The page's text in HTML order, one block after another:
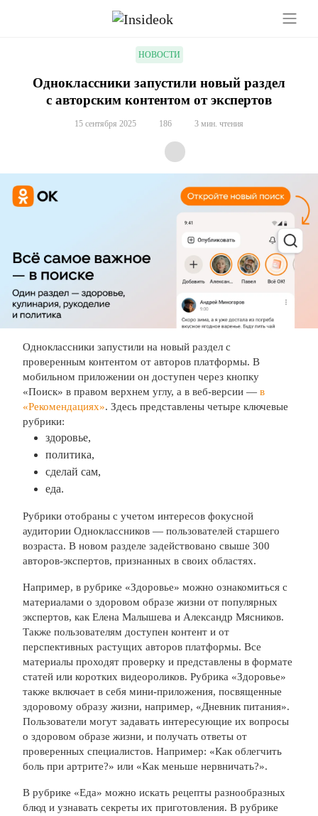
НОВОСТИ
Одноклассники запустили новый раздел
с авторским контентом от экспертов
15 сентября 2025 186 3 мин. чтения
Одноклассники запустили на новый раздел с
проверенным контентом от авторов платформы. В
мобильном приложении он доступен через кнопку
«Поиск» в правом верхнем углу, а в веб-версии — в
«Рекомендациях». Здесь представлены четыре ключевые
рубрики:
здоровье,
политика,
сделай сам,
еда.
Рубрики отобраны с учетом интересов фокусной
аудитории Одноклассников — пользователей старшего
возраста. В новом разделе задействовано свыше 300
авторов-экспертов, признанных в своих областях.
Например, в рубрике «Здоровье» можно ознакомиться с
материалами о здоровом образе жизни от популярных
экспертов, как Елена Малышева и Александр Мясников.
Также пользователям доступен контент и от
перспективных растущих авторов платформы. Все
материалы проходят проверку и представлены в формате
статей или коротких видеороликов. Рубрика «Здоровье»
также включает в себя мини-приложения, посвященные
здоровому образу жизни, например, «Дневник питания».
Пользователи могут задавать интересующие их вопросы
о здоровом образе жизни, и получать ответы от
проверенных специалистов. Например: «Как облегчить
боль при артрите?» или «Как меньше нервничать?».
В рубрике «Еда» можно искать рецепты разнообразных
блюд и узнавать секреты их приготовления. В рубрике